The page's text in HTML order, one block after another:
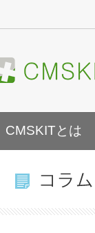
CMSKITとは